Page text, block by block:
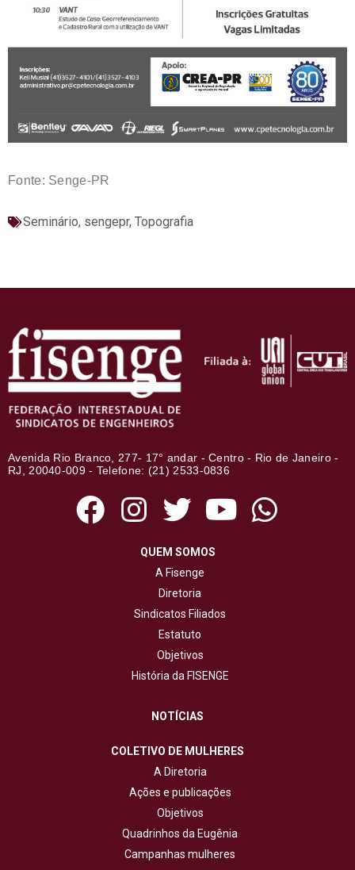
Fonte: Senge-PR
Seminário, sengepr, Topografia
Avenida Rio Branco, 277- 17° andar - Centro - Rio de Janeiro -
RJ, 20040-009 - Telefone: (21) 2533-0836
QUEM SOMOS
A Fisenge
Diretoria
Sindicatos Filiados
Estatuto
Objetivos
História da FISENGE
NOTÍCIAS
COLETIVO DE MULHERES
A Diretoria
Ações e publicações
Objetivos
Quadrinhos da Eugênia
Campanhas mulheres